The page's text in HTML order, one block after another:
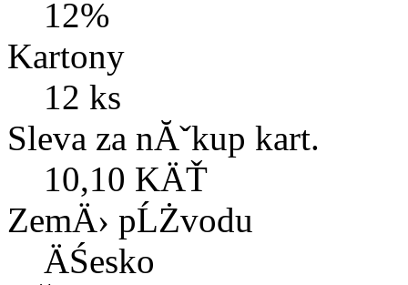
12%
Kartony
12 ks
Sleva za nĂˇkup kart.
10,10 KÄŤ
ZemÄ› pĹŻvodu
ÄŚesko